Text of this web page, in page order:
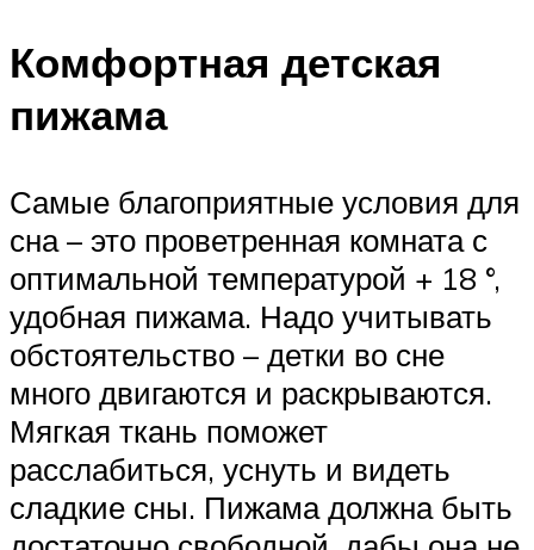
Комфортная детская
пижама
Самые благоприятные условия для
сна – это проветренная комната с
оптимальной температурой + 18 °,
удобная пижама. Надо учитывать
обстоятельство – детки во сне
много двигаются и раскрываются.
Мягкая ткань поможет
расслабиться, уснуть и видеть
сладкие сны. Пижама должна быть